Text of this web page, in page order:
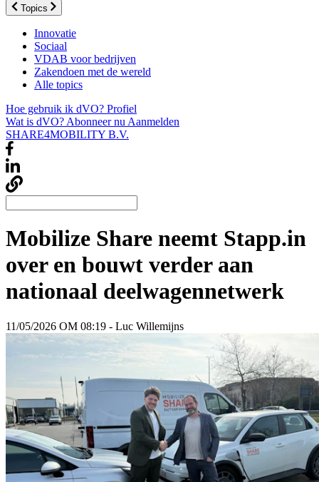
Topics
Innovatie
Sociaal
VDAB voor bedrijven
Zakendoen met de wereld
Alle topics
Hoe gebruik ik dVO? Profiel
Wat is dVO? Abonneer nu Aanmelden
SHARE4MOBILITY B.V.
Mobilize Share neemt Stapp.in
over en bouwt verder aan
nationaal deelwagennetwerk
11/05/2026 OM 08:19 - Luc Willemijns